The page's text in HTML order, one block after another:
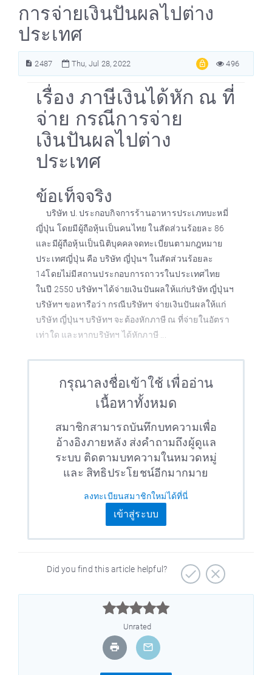
การจ่ายเงินปันผลไปต่าง
ประเทศ
2487 Thu, Jul 28, 2022 496
เรื่อง ภาษีเงินได้หัก ณ ที่
จ่าย กรณีการจ่าย
เงินปันผลไปต่าง
ประเทศ
ข้อเท็จจริง
บริษัท ป. ประกอบกิจการร้านอาหารประเภทบะหมี่
ญี่ปุ่น โดยมีผู้ถือหุ้นเป็นคนไทย ในสัดส่วนร้อยละ 86
และมีผู้ถือหุ้นเป็นนิติบุคคลจดทะเบียนตามกฎหมาย
ประเทศญี่ปุ่น คือ บริษัท ญี่ปุ่นฯ ในสัดส่วนร้อยละ
14โดยไม่มีสถานประกอบการถาวรในประเทศไทย
ในปี 2550 บริษัทฯ ได้จ่ายเงินปันผลให้แก่บริษัท ญี่ปุ่นฯ
บริษัทฯ ขอหารือว่า กรณีบริษัทฯ จ่ายเงินปันผลให้แก่
บริษัท ญี่ปุ่นฯ บริษัทฯ จะต้องหักภาษี ณ ที่จ่ายในอัตรา
เท่าใด และหากบริษัทฯ ได้หักภาษี ...
กรุณาลงชื่อเข้าใช้ เพื่ออ่าน
เนื้อหาทั้งหมด
สมาชิกสามารถบันทึกบทความเพื่อ
อ้างอิงภายหลัง ส่งคำถามถึงผู้ดูแล
ระบบ ติดตามบทความในหมวดหมู่
และ สิทธิประโยชน์อีกมากมาย
ลงทะเบียนสมาชิกใหม่ได้ที่นี่
เข้าสู่ระบบ
Did you find this article helpful?



Unrated